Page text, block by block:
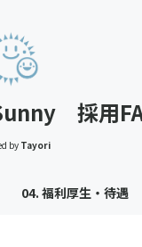
採用
by Tayori
04. 福利厚生・待遇